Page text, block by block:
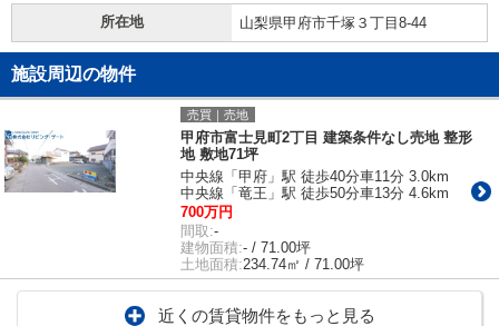
所在地 山梨県甲府市千塚３丁目8-44
施設周辺の物件
売買｜売地
甲府市富士見町2丁目 建築条件なし売地 整形
地 敷地71坪
中央線「甲府」駅 徒歩40分車11分 3.0km
中央線「竜王」駅 徒歩50分車13分 4.6km
700万円
間取:-
建物面積:- / 71.00坪
土地面積:234.74㎡ / 71.00坪
近くの賃貸物件をもっと見る